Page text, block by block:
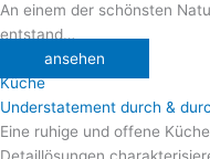
An einem der schönsten
entstand…
ansehen
Küche
Understatement durch &
Eine ruhige und offene